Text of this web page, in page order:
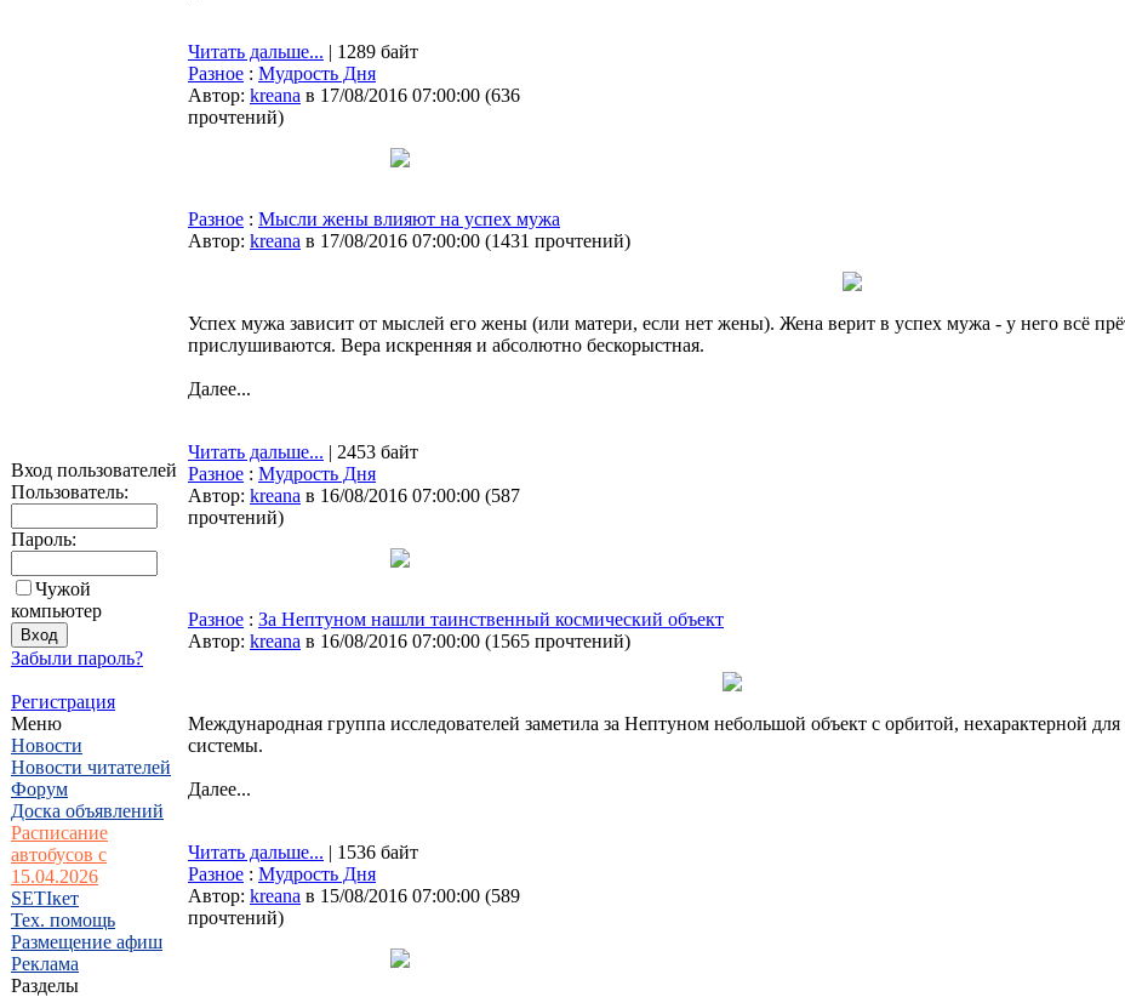
Вход пользователей
Пользователь:
Пароль:
Чужой
компьютер
Забыли пароль?
Регистрация
Меню
Новости
Новости читателей
Форум
Доска объявлений
Расписание
автобусов с
15.04.2026
SETIкет
Тех. помощь
Размещение афиш
Реклама
Разделы
Читать дальше... | 1289 байт
Разное : Мудрость Дня
Автор: kreana в 17/08/2016 07:00:00 (636
прочтений)
Разное : Мысли жены влияют на успех мужа
Автор: kreana в 17/08/2016 07:00:00 (1431 прочтений)
Успех мужа зависит от мыслей его жены (или матери, если нет жены). Жена верит в успех мужа - у него всё
прислушиваются. Вера искренняя и абсолютно бескорыстная.
Далее...
Читать дальше... | 2453 байт
Разное : Мудрость Дня
Автор: kreana в 16/08/2016 07:00:00 (587
прочтений)
Разное : За Нептуном нашли таинственный космический объект
Автор: kreana в 16/08/2016 07:00:00 (1565 прочтений)
Международная группа исследователей заметила за Нептуном небольшой объект с орбитой, нехарактерной
системы.
Далее...
Читать дальше... | 1536 байт
Разное : Мудрость Дня
Автор: kreana в 15/08/2016 07:00:00 (589
прочтений)